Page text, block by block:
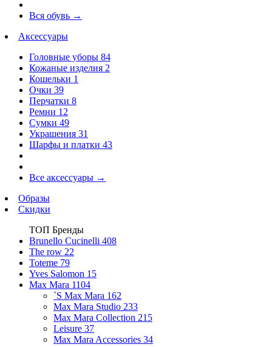
Вся обувь →
Аксессуары
Головные уборы 84
Кожаные изделия 2
Кошельки 1
Очки 39
Перчатки 8
Ремни 12
Сумки 49
Украшения 31
Шарфы и платки 43
Все аксессуары →
Образы
Скидки
ТОП Бренды
Brunello Cucinelli 408
The row 22
Toteme 79
Yves Salomon 15
Max Mara 1104
`S Max Mara 162
Max Mara Studio 233
Max Mara Collection 215
Leisure 37
Max Mara Accessories 34